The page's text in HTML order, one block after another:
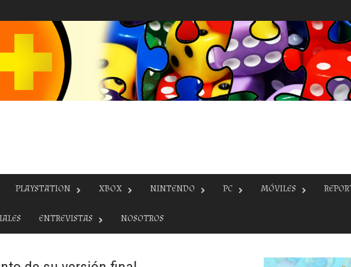
PLAYSTATION XBOX NINTENDO PC MÓVILES
ENTREVISTAS NOSOTROS